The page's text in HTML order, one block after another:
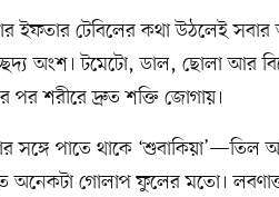
ইফতার টেবিলের কথা উঠলেই সবার
অংশ। টমেটো, ডাল, ছোলা আর
পর শরীরে দ্রুত শক্তি জোগায়।
সঙ্গে পাতে থাকে
অনেকটা গোলাপ ফুলের মতো। লবণাক্ত